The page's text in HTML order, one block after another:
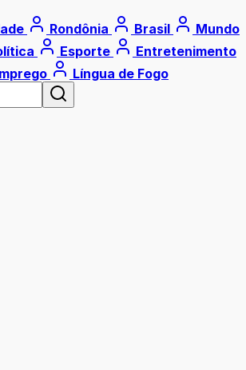
Rondônia Brasil
Mundo
Esporte
Entretenimento
Língua de Fogo